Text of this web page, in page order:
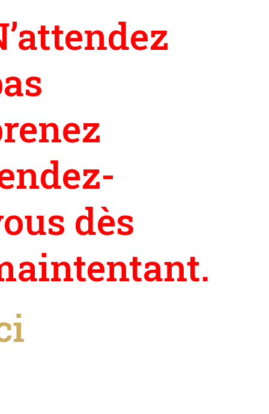
dès